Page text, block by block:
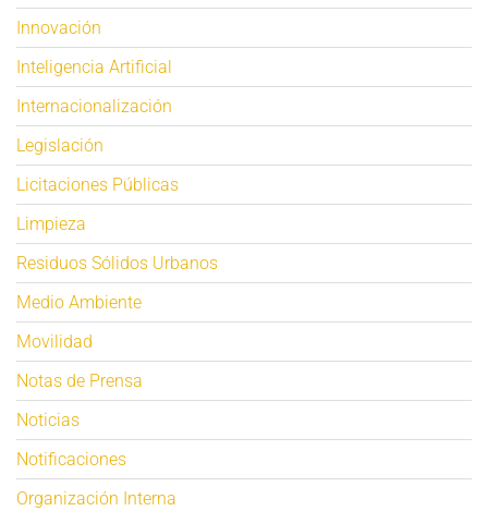
Innovación
Inteligencia Artificial
Internacionalización
Legislación
Licitaciones Públicas
Limpieza
Residuos Sólidos Urbanos
Medio Ambiente
Movilidad
Notas de Prensa
Noticias
Notificaciones
Organización Interna